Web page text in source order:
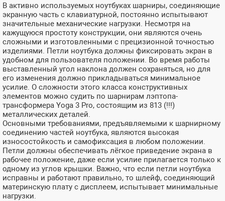
В активно используемых ноутбуках шарниры, соединяющие
экранную часть с клавиатурной, постоянно испытывают
значительные механические нагрузки. Несмотря на
кажущуюся простоту конструкции, они являются очень
сложными и изготовленными с прецизионной точностью
изделиями. Петли ноутбука должны фиксировать экран в
удобном для пользователя положении. Во время работы
выставленный угол наклона должен сохраняться, но для
его изменения должно прикладываться минимальное
усилие. О сложности этого класса конструктивных
элементов можно судить по шарнирам лэптопа-
трансформера Yoga 3 Pro, состоящим из 813 (!!!)
металлических деталей.
Основными требованиями, предъявляемыми к шарнирному
соединению частей ноутбука, являются высокая
износостойкость и самофиксация в любом положении.
Петли должны обеспечивать лёгкое приведение экрана в
рабочее положение, даже если усилие прилагается только к
одному из углов крышки. Важно, что если петли ноутбука
исправны и работают правильно, то шлейф, соединяющий
материнскую плату с дисплеем, испытывает минимальные
нагрузки.